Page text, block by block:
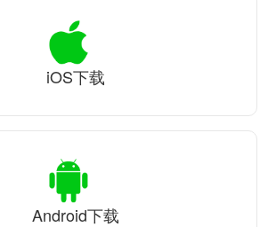
iOS下载
Android下载